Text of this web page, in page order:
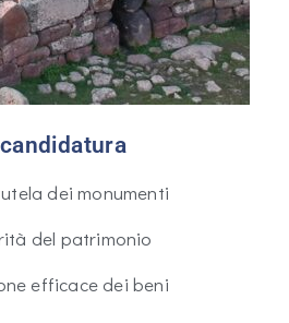
dei monumenti
del patrimonio
efficace dei beni